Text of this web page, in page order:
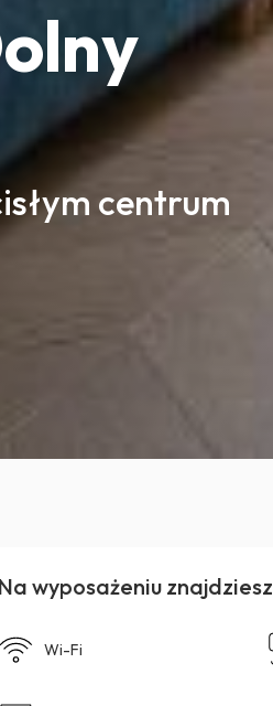
centrum
Na wyposażeniu znajdziesz
Wi-Fi